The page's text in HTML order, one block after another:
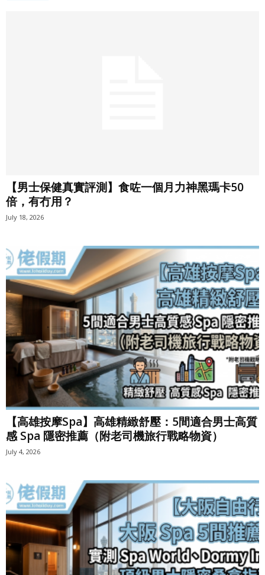
【男士保健真實評測】食咗一個月力神黑瑪卡50
倍，有冇用？
July 18, 2026
【高雄按摩Spa】高雄精緻舒壓：5間適合男士高質
感 Spa 隱密推薦（附老司機旅行戰略物資）
July 4, 2026